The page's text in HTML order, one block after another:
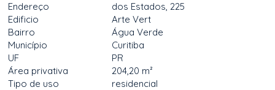
Endereço
dos Estados, 225
Edificio
Arte Vert
Bairro
Água Verde
Município
Curitiba
UF
PR
Área privativa
204,20 m²
Tipo de uso
residencial